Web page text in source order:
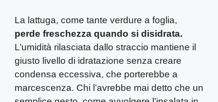
La lattuga, come tante verdure a foglia,
perde freschezza quando si disidrata.
L’umidità rilasciata dallo straccio mantiene il
giusto livello di idratazione senza creare
condensa eccessiva, che porterebbe a
marcescenza. Chi l’avrebbe mai detto che un